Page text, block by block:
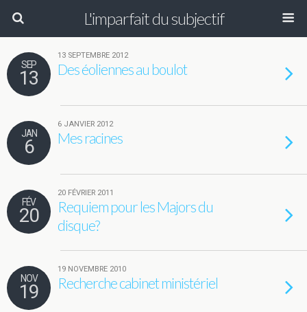
L'imparfait du subjectif
SEP
13
13 SEPTEMBRE 2012
Des éoliennes au boulot
JAN
6
6 JANVIER 2012
Mes racines
FÉV
20
20 FÉVRIER 2011
Requiem pour les Majors du
disque?
NOV
19
19 NOVEMBRE 2010
Recherche cabinet ministériel